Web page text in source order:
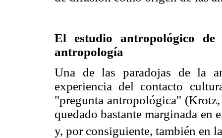
El estudio antropológico
antropología
Una de las paradojas de la
experiencia del contacto
"pregunta antropológica"
quedado bastante marginada
y, por consiguiente, también en